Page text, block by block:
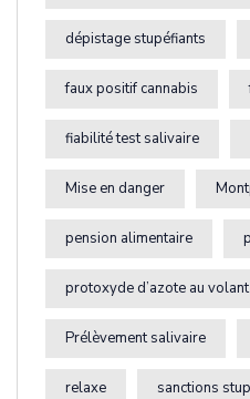
dépistage stupéfiants
faux positif cannabis
fiabilité test salivaire
Mise en danger
pension alimentaire
protoxyde d’azote au volant
Prélèvement salivaire
relaxe sanctions